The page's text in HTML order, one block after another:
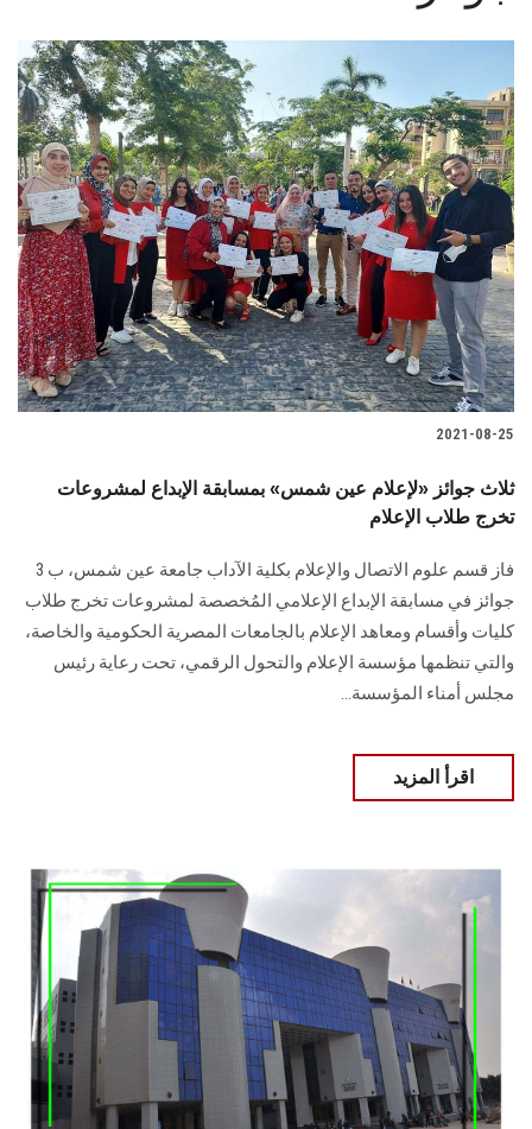
الأنظمة الذكية
الإعلام
تواصل معنا
الطلاب
هيئة التدريس
الدراسات العليا
الزائـرون
سجل الان
2021-08-25
ثلاث جوائز «لإعلام عين شمس» بمسابقة الإبداع لمشروعات
تخرج طلاب الإعلام
فاز قسم علوم الاتصال والإعلام بكلية الآداب جامعة عين شمس، ب 3
جوائز في مسابقة الإبداع الإعلامي المُخصصة لمشروعات تخرج طلاب
كليات وأقسام ومعاهد الإعلام بالجامعات المصرية الحكومية والخاصة،
والتي تنظمها مؤسسة الإعلام والتحول الرقمي، تحت رعاية رئيس
مجلس أمناء المؤسسة...
اقرأ المزيد